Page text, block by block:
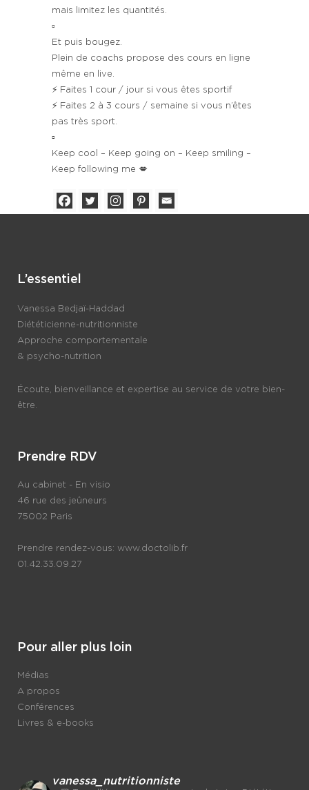
mais limitez les quantités.
▫️
Et puis bougez.
Plein de coachs propose des cours en ligne
même en live.
⚡️ Faites 1 cour / jour si vous êtes sportif
⚡️ Faites 2 à 3 cours / semaine si vous n’êtes
pas très sport.
▫️
Keep cool – Keep going on – Keep smiling –
Keep following me 💋
L’essentiel
Vanessa Bedjaï-Haddad
Diététicienne-nutritionniste
Approche comportementale
& psycho-nutrition
Écoute, bienveillance et expertise au service de votre bien-
être.
Prendre RDV
Au cabinet - En visio
46 rue des jeûneurs
75002 Paris
Prendre rendez-vous: www.doctolib.fr
01.42.33.09.27
Pour aller plus loin
Médias
A propos
Conférences
Livres & e-books
vanessa_nutritionniste